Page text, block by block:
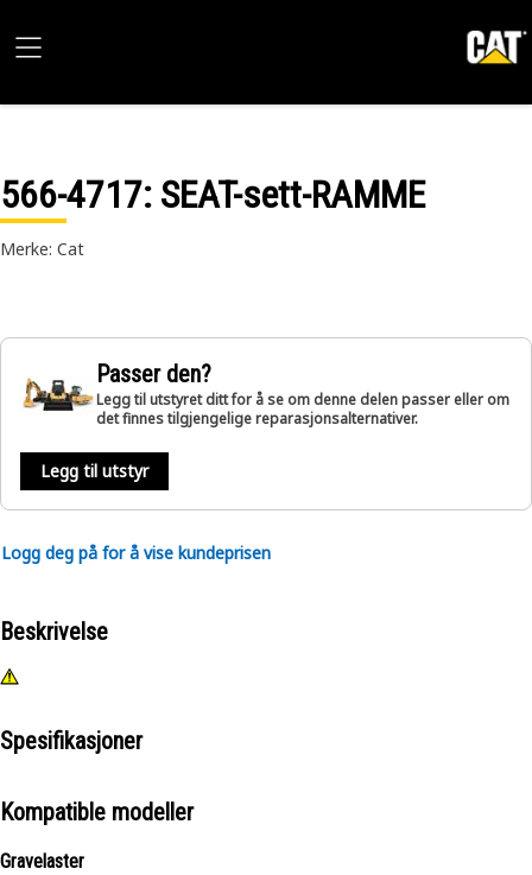
566-4717: SEAT-sett-RAMME
Merke: Cat
Passer den?
Legg til utstyret ditt for å se om denne delen passer eller om
det finnes tilgjengelige reparasjonsalternativer.
Legg til utstyr
Logg deg på for å vise kundeprisen
Beskrivelse
Spesifikasjoner
Kompatible modeller
Gravelaster